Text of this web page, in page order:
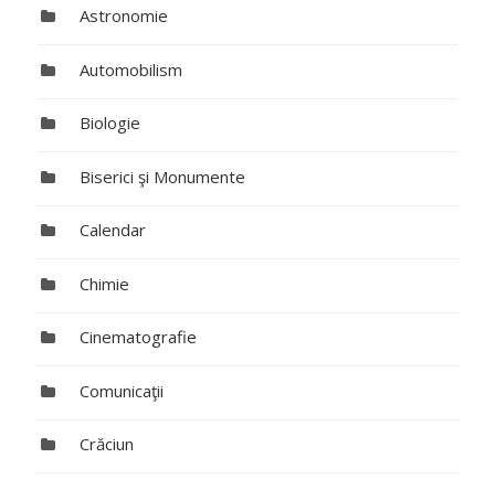
Astronomie
Automobilism
Biologie
Biserici şi Monumente
Calendar
Chimie
Cinematografie
Comunicaţii
Crăciun